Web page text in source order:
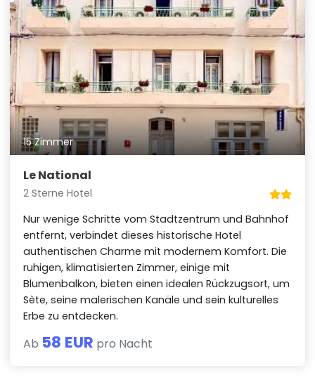
15 Zimmer
Le National
2 Sterne Hotel
Nur wenige Schritte vom Stadtzentrum und Bahnhof
entfernt, verbindet dieses historische Hotel
authentischen Charme mit modernem Komfort. Die
ruhigen, klimatisierten Zimmer, einige mit
Blumenbalkon, bieten einen idealen Rückzugsort, um
Sète, seine malerischen Kanäle und sein kulturelles
Erbe zu entdecken.
Ab 58 EUR pro Nacht